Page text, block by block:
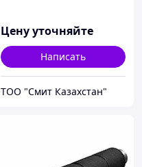
Цену уточняйте
Написать
ТОО "Смит Казахстан"